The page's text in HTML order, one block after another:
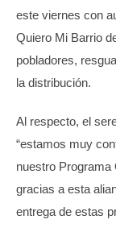
este viernes con
Quiero Mi Barrio
pobladores,
la distribución.
Al respecto, el
“estamos muy
nuestro Programa
gracias a esta
entrega de estas